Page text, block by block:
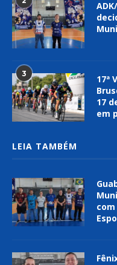
3
17ª
17
em
LEIA TAMBÉM